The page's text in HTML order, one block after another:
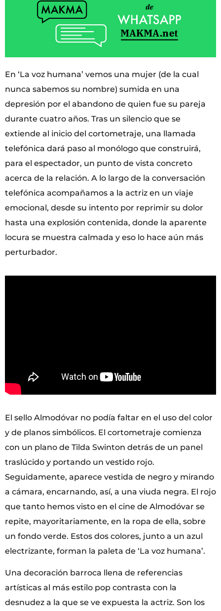
En ‘La voz humana’ vemos una mujer (de la cual
nunca sabemos su nombre) sumida en una
depresión por el abandono de quien fue su pareja
durante cuatro años. Tras un silencio que se
extiende al inicio del cortometraje, una llamada
telefónica dará paso al monólogo que construirá,
para el espectador, un punto de vista concreto
acerca de la relación. A lo largo de la conversación
telefónica acompañamos a la actriz en un viaje
emocional, desde su intento por reprimir su dolor
hasta una explosión contenida, donde la aparente
locura se muestra calmada y eso lo hace aún más
perturbador.
El sello Almodóvar no podía faltar en el uso del color
y de planos simbólicos. El cortometraje comienza
con un plano de Tilda Swinton detrás de un panel
traslúcido y portando un vestido rojo.
Seguidamente, aparece vestida de negro y mirando
a cámara, encarnando, así, a una viuda negra. El rojo
que tanto hemos visto en el cine de Almodóvar se
repite, mayoritariamente, en la ropa de ella, sobre
un fondo verde. Estos dos colores, junto a un azul
electrizante, forman la paleta de ‘La voz humana’.
Una decoración barroca llena de referencias
artísticas al más estilo pop contrasta con la
desnudez a la que se ve expuesta la actriz. Son los